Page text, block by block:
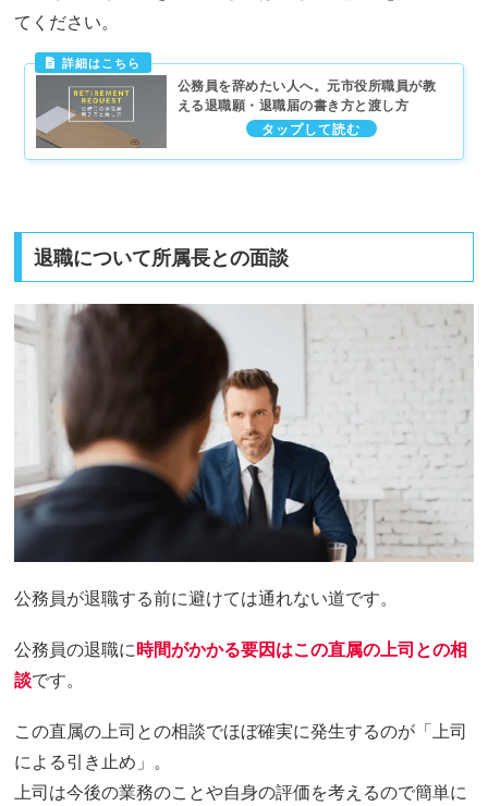
てください。
公務員を辞めたい人へ。元市役所職員が教
える退職願・退職届の書き方と渡し方
退職について所属長との面談
公務員が退職する前に避けては通れない道です。
公務員の退職に時間がかかる要因はこの直属の上司との相
談です。
この直属の上司との相談でほぼ確実に発生するのが「上司
による引き止め」。
上司は今後の業務のことや自身の評価を考えるので簡単に